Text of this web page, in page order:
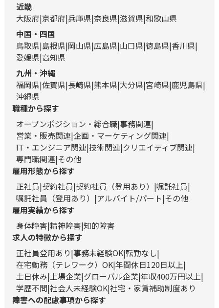
近畿
大阪府 京都府 兵庫県 奈良県 滋賀県 和歌山県
中国・四国
鳥取県 島根県 岡山県 広島県 山口県 徳島県 香川県
愛媛県 高知県
九州・沖縄
福岡県 佐賀県 長崎県 熊本県 大分県 宮崎県 鹿児島県
沖縄県
職種から探す
オープンポジション・総合職 事務関連
営業・販売関連 企画・マーケティング関連
IT・エンジニア関連 技術関連 クリエイティブ関連
専門職関連 その他
雇用形態から探す
正社員 契約社員 契約社員（登用あり）
嘱託社員
嘱託社員（登用あり）
アルバイト/パート その他
雇用実績から探す
身体障害 精神障害 知的障害
求人の特徴から探す
正社員登用あり 事務未経験OK 転勤なし
在宅勤務（テレワーク）OK 年間休日120日以上
土日休み 上場企業 グローバル企業 年収400万円以上
学歴不問 社会人未経験OK 社宅・家賃補助制度あり
障害への配慮事項から探す